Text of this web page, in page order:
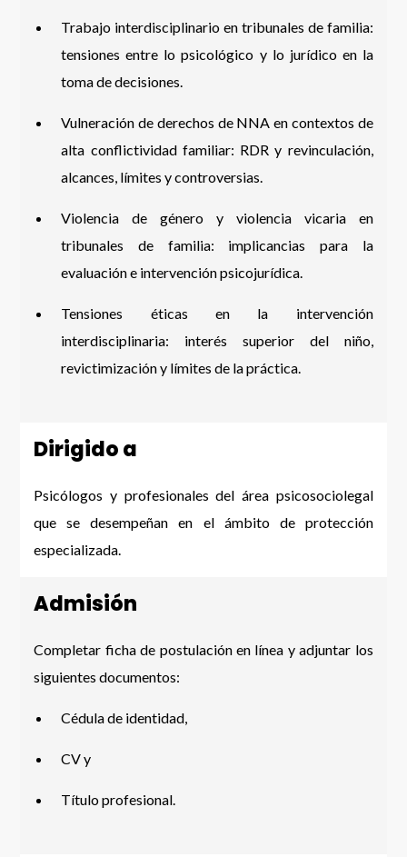
Trabajo interdisciplinario en tribunales de familia:
tensiones entre lo psicológico y lo jurídico en la
toma de decisiones.
Vulneración de derechos de NNA en contextos de
alta conflictividad familiar: RDR y revinculación,
alcances, límites y controversias.
Violencia de género y violencia vicaria en
tribunales de familia: implicancias para la
evaluación e intervención psicojurídica.
Tensiones éticas en la intervención
interdisciplinaria: interés superior del niño,
revictimización y límites de la práctica.
Dirigido a
Psicólogos y profesionales del área psicosociolegal
que se desempeñan en el ámbito de protección
especializada.
Admisión
Completar ficha de postulación en línea y adjuntar los
siguientes documentos:
Cédula de identidad,
CV y
Título profesional.